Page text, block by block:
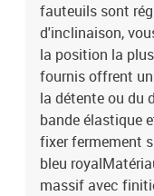
fauteuils sont
d'inclinaison,
la position la
fournis offrent
la détente ou du
bande élastique
fixer fermement
bleu
massif avec